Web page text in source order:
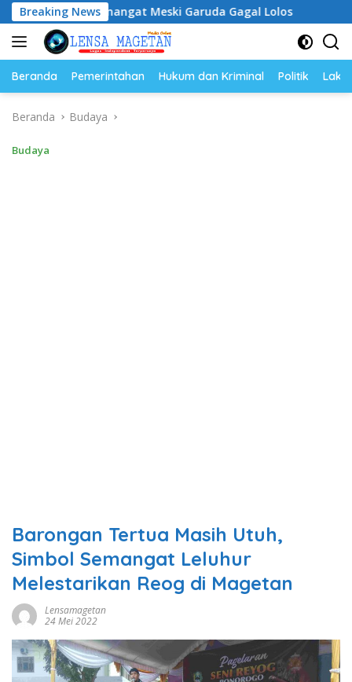
Langsung
ke
konten
Breaking NewsMeski Garuda Gagal Lolos Riyono Caping
Beranda Pemerintahan Hukum dan Kriminal Politik
Beranda Budaya
Budaya
Barongan Tertua Masih Utuh,
Simbol Semangat Leluhur
Melestarikan Reog di Magetan
Lensamagetan
24 Mei 2022